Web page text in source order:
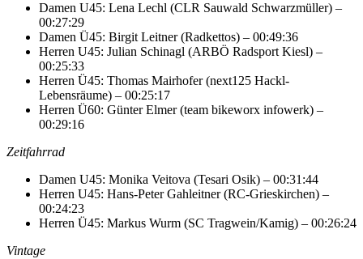
Damen U45: Lena Lechl (CLR Sauwald Schwarzmüller) –
00:27:29
Damen Ü45: Birgit Leitner (Radkettos) – 00:49:36
Herren U45: Julian Schinagl (ARBÖ Radsport Kiesl) –
00:25:33
Herren Ü45: Thomas Mairhofer (next125 Hackl-
Lebensräume) – 00:25:17
Herren Ü60: Günter Elmer (team bikeworx infowerk) –
00:29:16
Zeitfahrrad
Damen U45: Monika Veitova (Tesari Osik) – 00:31:44
Herren U45: Hans-Peter Gahleitner (RC-Grieskirchen) –
00:24:23
Herren Ü45: Markus Wurm (SC Tragwein/Kamig) – 00:26:24
Vintage